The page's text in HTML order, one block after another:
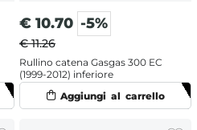
€ 10.70 -5%
€ 11.26
Rullino catena Gasgas 300 EC
(1999-2012) inferiore